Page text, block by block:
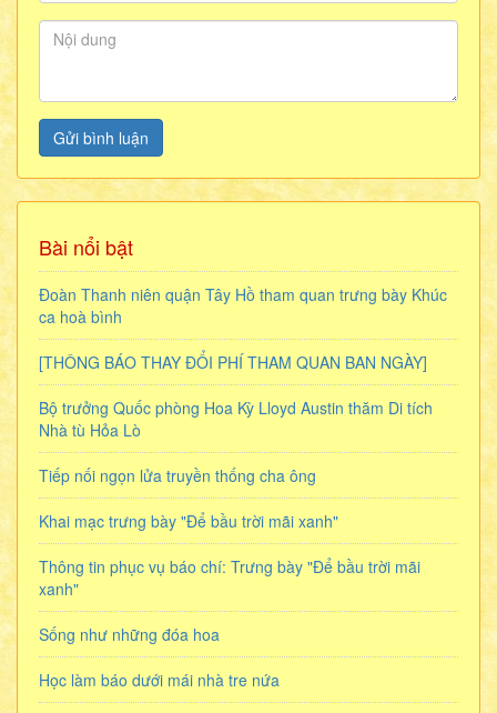
Gửi bình luận
Bài nổi bật
Đoàn Thanh niên quận Tây Hồ tham quan trưng bày Khúc
ca hoà bình
[THÔNG BÁO THAY ĐỔI PHÍ THAM QUAN BAN NGÀY]
Bộ trưởng Quốc phòng Hoa Kỳ Lloyd Austin thăm Di tích
Nhà tù Hỏa Lò
Tiếp nối ngọn lửa truyền thống cha ông
Khai mạc trưng bày "Để bầu trời mãi xanh"
Thông tin phục vụ báo chí: Trưng bày "Để bầu trời mãi
xanh"
Sống như những đóa hoa
Học làm báo dưới mái nhà tre nứa